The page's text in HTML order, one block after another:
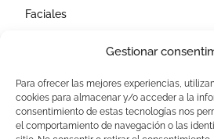
Gestionar
Para ofrecer las mejores experiencias,
cookies para almacenar y/o acceder a la
consentimiento de estas tecnologías nos
el comportamiento de navegación o las
Faciales
AVISOS LEGALES
Aviso Legal